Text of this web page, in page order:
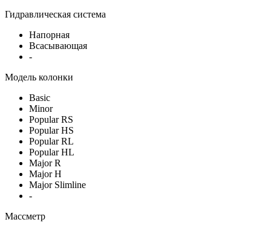
Гидравлическая система
Напорная
Всасывающая
-
Модель колонки
Basic
Minor
Popular RS
Popular HS
Popular RL
Popular HL
Major R
Major H
Major Slimline
-
Массметр